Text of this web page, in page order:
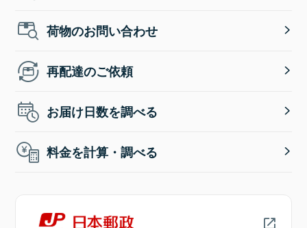
荷物のお問い合わせ
再配達のご依頼
お届け日数を調べる
料金を計算・調べる